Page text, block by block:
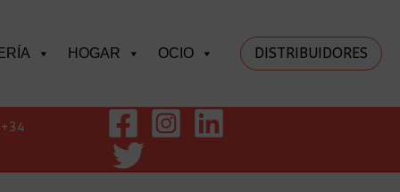
HOGAR OCIO DISTRIBUIDORES
+34